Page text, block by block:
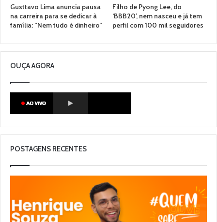
Gusttavo Lima anuncia pausa
na carreira para se dedicar à
família: “Nem tudo é dinheiro”
Filho de Pyong Lee, do
‘BBB20’, nem nasceu e já tem
perfil com 100 mil seguidores
OUÇA AGORA
POSTAGENS RECENTES